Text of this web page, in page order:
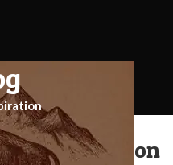
inspiration